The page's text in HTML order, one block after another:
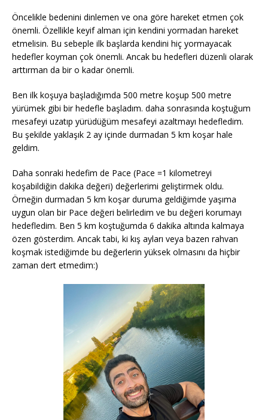
Öncelikle bedenini dinlemen ve ona göre hareket etmen çok
önemli. Özellikle keyif alman için kendini yormadan hareket
etmelisin. Bu sebeple ilk başlarda kendini hiç yormayacak
hedefler koyman çok önemli. Ancak bu hedefleri düzenli olarak
arttırman da bir o kadar önemli.
Ben ilk koşuya başladığımda 500 metre koşup 500 metre
yürümek gibi bir hedefle başladım. daha sonrasında koştuğum
mesafeyi uzatıp yürüdüğüm mesafeyi azaltmayı hedefledim.
Bu şekilde yaklaşık 2 ay içinde durmadan 5 km koşar hale
geldim.
Daha sonraki hedefim de Pace (Pace =1 kilometreyi
koşabildiğin dakika değeri) değerlerimi geliştirmek oldu.
Örneğin durmadan 5 km koşar duruma geldiğimde yaşıma
uygun olan bir Pace değeri belirledim ve bu değeri korumayı
hedefledim. Ben 5 km koştuğumda 6 dakika altında kalmaya
özen gösterdim. Ancak tabi, ki kış ayları veya bazen rahvan
koşmak istediğimde bu değerlerin yüksek olmasını da hiçbir
zaman dert etmedim:)